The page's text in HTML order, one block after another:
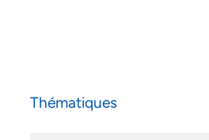
Thématiques